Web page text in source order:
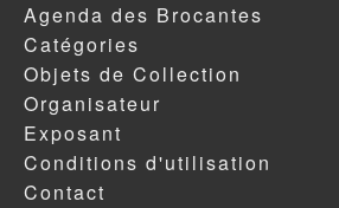
Agenda des Brocantes
Catégories
Objets de Collection
Organisateur
Exposant
Conditions d'utilisation
Contact